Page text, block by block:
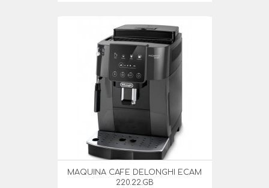
MAQUINA CAFE DELONGHI ECAM
220.22.GB